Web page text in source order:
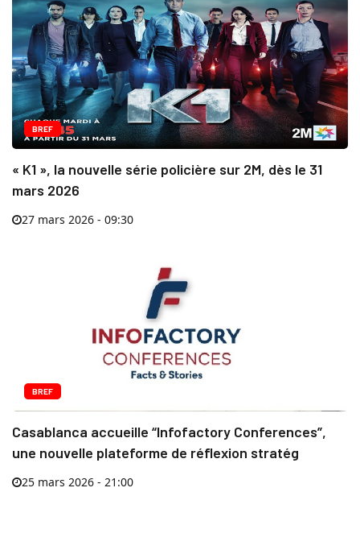
BREF
« K1 », la nouvelle série policière sur 2M, dès le 31
mars 2026
27 mars 2026 - 09:30
BREF
Casablanca accueille “Infofactory Conferences”,
une nouvelle plateforme de réflexion stratég
25 mars 2026 - 21:00